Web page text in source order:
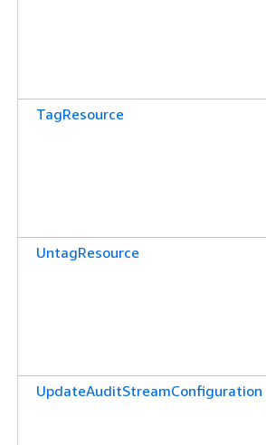
TagResource
UntagResource
UpdateAuditStreamConfiguration